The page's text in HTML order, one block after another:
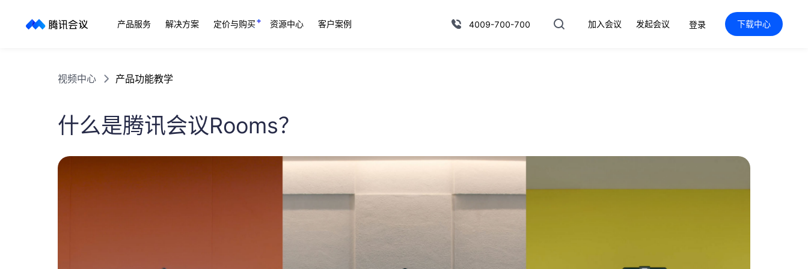
产品服务 解决方案 定价与购买 资源中心 客户案例 4009-700-700 加入会议 发起会议 登录 下载中心
视频中心 产品功能教学
什么是腾讯会议Rooms？